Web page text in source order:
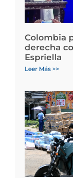
Colombia
derecha
Espriella
Leer Más >>